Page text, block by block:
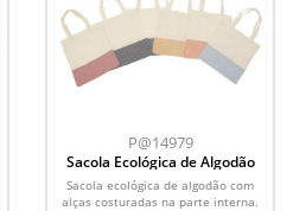
P@14979
Sacola Ecológica de Algodão
Sacola ecológica de algodão com
alças costuradas na parte interna.